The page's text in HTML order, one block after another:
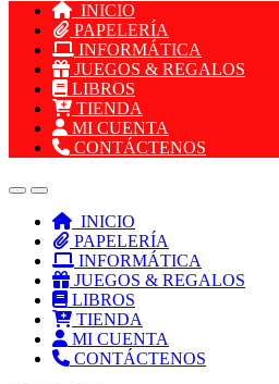
INICIO
PAPELERÍA
INFORMÁTICA
JUEGOS & REGALOS
LIBROS
TIENDA
MI CUENTA
CONTÁCTENOS
INICIO
PAPELERÍA
INFORMÁTICA
JUEGOS & REGALOS
LIBROS
TIENDA
MI CUENTA
CONTÁCTENOS